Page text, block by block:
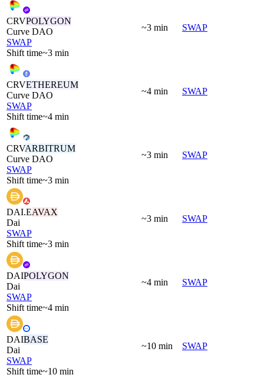
CRVPOLYGON
Curve DAO
SWAP
Shift time~3 min
~3 min SWAP
CRVETHEREUM
Curve DAO
SWAP
Shift time~4 min
~4 min SWAP
CRVARBITRUM
Curve DAO
SWAP
Shift time~3 min
~3 min SWAP
DAI.EAVAX
Dai
SWAP
Shift time~3 min
~3 min SWAP
DAIPOLYGON
Dai
SWAP
Shift time~4 min
~4 min SWAP
DAIBASE
Dai
SWAP
Shift time~10 min
~10 min SWAP